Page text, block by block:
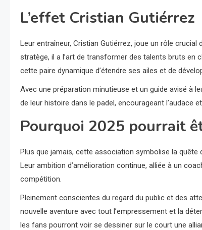
L’effet Cristian Gutiérrez
Leur entraîneur, Cristian Gutiérrez, joue un rôle
stratège, il a l’art de transformer des talents bruts en
cette paire dynamique d’étendre ses ailes et de
Avec une préparation minutieuse et un guide avisé à
de leur histoire dans le padel, encourageant l’audace
Pourquoi 2025 pourrait
Plus que jamais, cette association symbolise la quête
Leur ambition d’amélioration continue, alliée à un
compétition.
Pleinement conscientes du regard du public et des
nouvelle aventure avec tout l’empressement et la
les fans pourront voir se dessiner sur le court une